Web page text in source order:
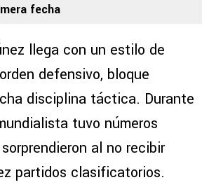
fecha
llega con un estilo de
defensivo, bloque
disciplina táctica. Durante
tuvo números
al no recibir
partidos clasificatorios.